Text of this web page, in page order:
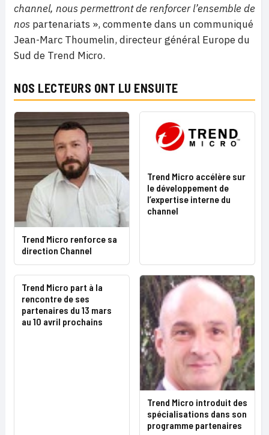
channel, nous permettront de renforcer l’ensemble de
nos partenariats », commente dans un communiqué
Jean-Marc Thoumelin, directeur général Europe du
Sud de Trend Micro.
NOS LECTEURS ONT LU ENSUITE
Trend Micro renforce sa
direction Channel
Trend Micro accélère sur
le développement de
l’expertise interne du
channel
Trend Micro part à la
rencontre de ses
partenaires du 13 mars
au 10 avril prochains
Trend Micro introduit des
spécialisations dans son
programme partenaires